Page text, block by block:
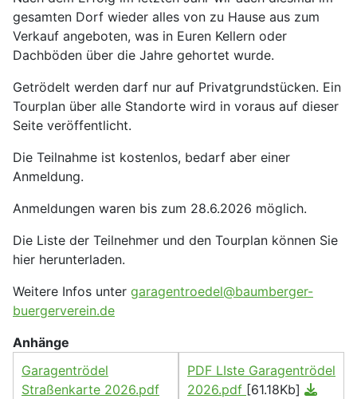
gesamten Dorf wieder alles von zu Hause aus zum
Verkauf angeboten, was in Euren Kellern oder
Dachböden über die Jahre gehortet wurde.
Getrödelt werden darf nur auf Privatgrundstücken. Ein
Tourplan über alle Standorte wird in voraus auf dieser
Seite veröffentlicht.
Die Teilnahme ist kostenlos, bedarf aber einer
Anmeldung.
Anmeldungen waren bis zum 28.6.2026 möglich.
Die Liste der Teilnehmer und den Tourplan können Sie
hier herunterladen.
Weitere Infos unter garagentroedel@baumberger-
buergerverein.de
Anhänge
Garagentrödel
Straßenkarte 2026.pdf
PDF LIste Garagentrödel
2026.pdf [61.18Kb]